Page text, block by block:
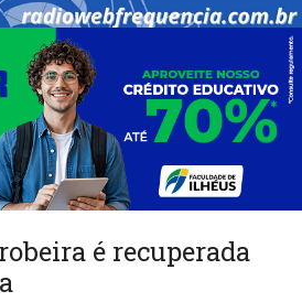
é recuperada